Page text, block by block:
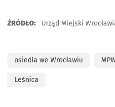
ŹRÓDŁO: Urząd Miejski
osiedla we Wrocławiu
Leśnica